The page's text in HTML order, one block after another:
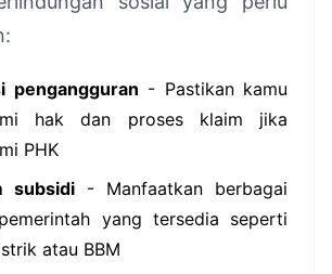
pengangguran - Pastikan kamu
hak dan proses klaim jika
PHK
subsidi - Manfaatkan berbagai
yang tersedia seperti
atau BBM